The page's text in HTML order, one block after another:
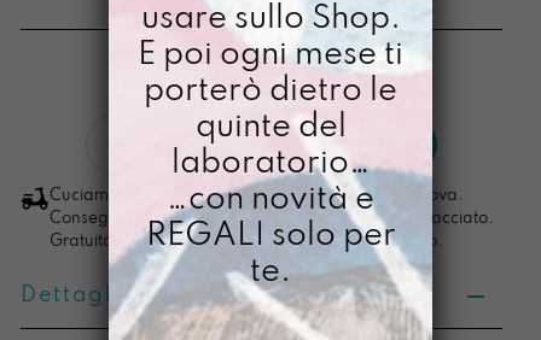
€ 18,00
[ Portachiavi: 7 x 11,5 x 3,5 cm ]
PortachiaviMara
quantità
LO VOGLIO
Cuciamo ogni ordine nel nostro laboratorio di Padova.
Consegna in 4/5 giorni lavorativi, pacco sempre tracciato.
Gratuita per ordini di importo superiore ai 100 euro.
Dettagli prodotto
usare sullo Shop.
E poi ogni mese ti
porterò dietro le
quinte del
laboratorio…
…con novità e
REGALI solo per
te.